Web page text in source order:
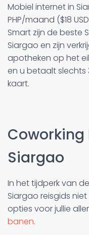
Mobiel internet in
PHP/maand ($18
Smart zijn de beste
Siargao en zijn
apotheken op het
en u betaalt slechts
kaart.
Coworking
Siargao
In het tijdperk van
Siargao reisgids
opties voor jullie
banen.